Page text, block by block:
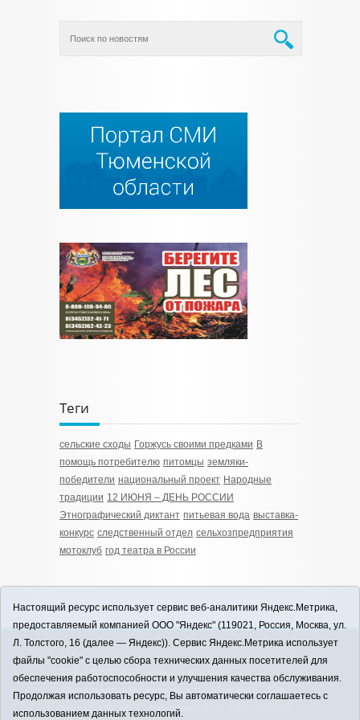
Теги
сельские сходы Горжусь своими предками В
помощь потребителю питомцы земляки-
победители национальный проект Народные
традиции 12 ИЮНЯ – ДЕНЬ РОССИИ
Этнографический диктант питьевая вода выставка-
конкурс следственный отдел сельхозпредприятия
мотоклуб год театра в России
12+
ЗАВОДОУКОВСК online / Новости
Заводоуковского муниципального округа, 2026
Учредитель: АНО "Информационно-издательский
Настоящий ресурс использует сервис веб-аналитики Яндекс.Метрика,
предоставляемый компанией ООО "Яндекс" (119021, Россия, Москва, ул.
Л. Толстого, 16 (далее — Яндекс)). Сервис Яндекс.Метрика использует
файлы "cookie" с целью сбора технических данных посетителей для
обеспечения работоспособности и улучшения качества обслуживания.
Продолжая использовать ресурс, Вы автоматически соглашаетесь с
использованием данных технологий.